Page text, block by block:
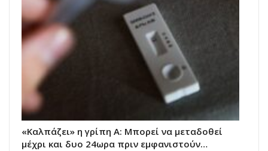
«Καλπάζει» η γρίπη Α: Μπορεί να μεταδοθεί
μέχρι και δυο 24ωρα πριν εμφανιστούν…